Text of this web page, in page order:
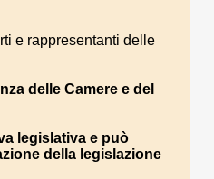
e rappresentanti delle
delle Camere e del
legislativa e può
della legislazione